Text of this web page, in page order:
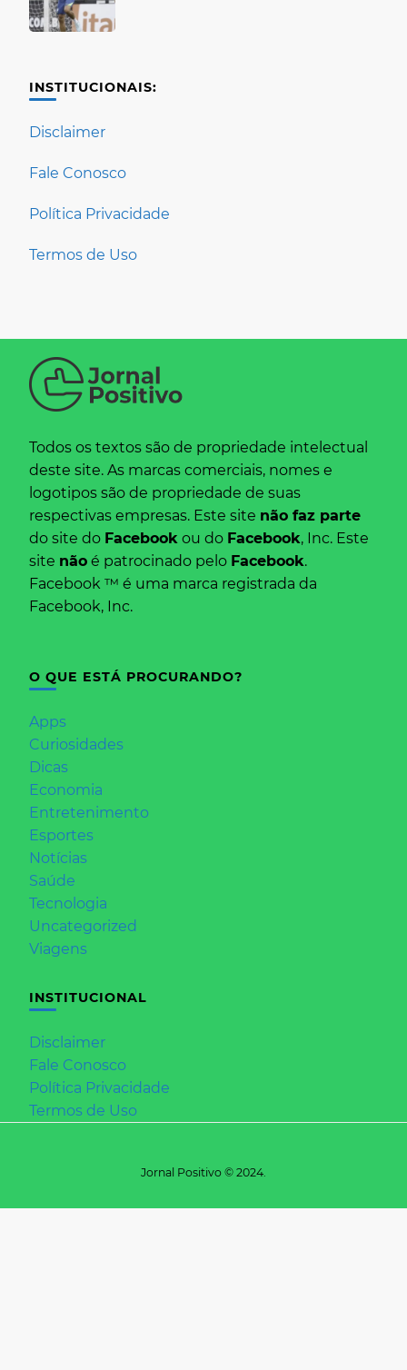
INSTITUCIONAIS:
Disclaimer
Fale Conosco
Política Privacidade
Termos de Uso
Todos os textos são de propriedade intelectual
deste site. As marcas comerciais, nomes e
logotipos são de propriedade de suas
respectivas empresas. Este site não faz parte
do site do Facebook ou do Facebook, Inc. Este
site não é patrocinado pelo Facebook.
Facebook ™ é uma marca registrada da
Facebook, Inc.
O QUE ESTÁ PROCURANDO?
Apps
Curiosidades
Dicas
Economia
Entretenimento
Esportes
Notícias
Saúde
Tecnologia
Uncategorized
Viagens
INSTITUCIONAL
Disclaimer
Fale Conosco
Política Privacidade
Termos de Uso
Jornal Positivo © 2024.